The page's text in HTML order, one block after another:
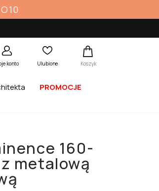
konto Ulubione Koszyk
PROMOCJE
160-
metalową